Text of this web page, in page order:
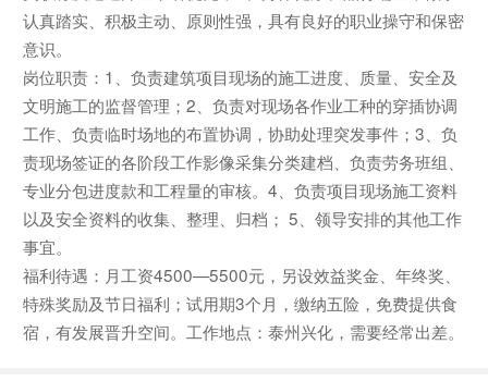
认真踏实、积极主动、原则性强，具有良好的职业操守和保密
意识。
岗位职责：1、负责建筑项目现场的施工进度、质量、安全及
文明施工的监督管理；2、负责对现场各作业工种的穿插协调
工作、负责临时场地的布置协调，协助处理突发事件；3、负
责现场签证的各阶段工作影像采集分类建档、负责劳务班组、
专业分包进度款和工程量的审核。4、负责项目现场施工资料
以及安全资料的收集、整理、归档； 5、领导安排的其他工作
事宜。
福利待遇：月工资4500—5500元，另设效益奖金、年终奖、
特殊奖励及节日福利；试用期3个月，缴纳五险，免费提供食
宿，有发展晋升空间。工作地点：泰州兴化，需要经常出差。